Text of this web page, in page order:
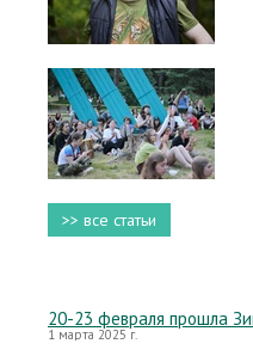
>> все статьи
20-23 февраля прошла
1 марта 2025 г.